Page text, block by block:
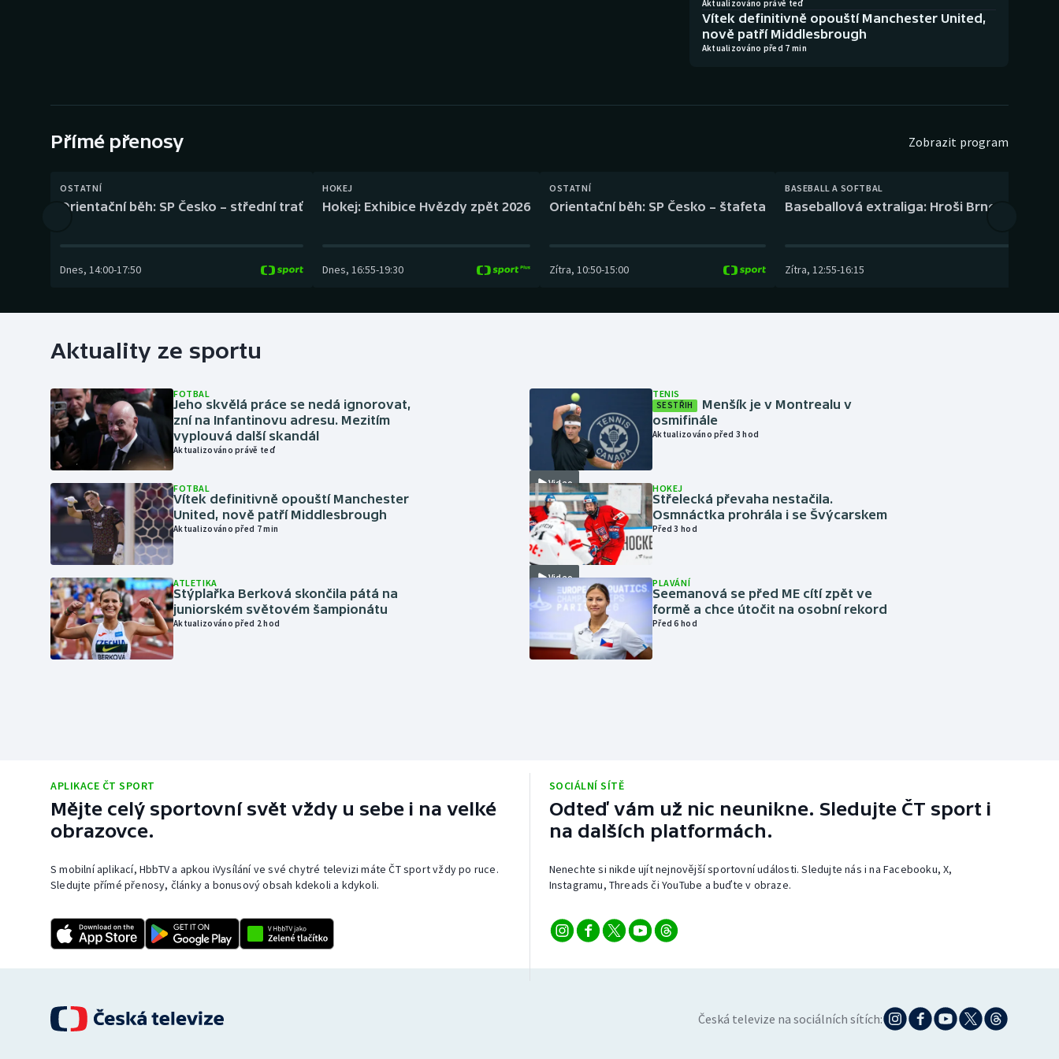
Aktualizováno právě teď
Vítek definitivně opouští Manchester United,
nově patří Middlesbrough
Aktualizováno před 7 min
Přímé přenosy Zobrazit program
OSTATNÍ
Orientační běh: SP Česko – střední trať
Dnes, 14:00-17:50
HOKEJ
Hokej: Exhibice Hvězdy zpět 2026
Dnes, 16:55-19:30
OSTATNÍ
Orientační běh: SP Česko – štafeta
Zítra, 10:50-15:00
BASEBALL A SOFTBAL
Baseballová extraliga: Hroši Brno – Eagles
Zítra, 12:55-16:15
Aktuality ze sportu
FOTBAL
Jeho skvělá práce se nedá ignorovat,
zní na Infantinovu adresu. Mezitím
vyplouvá další skandál
Aktualizováno právě teď
FOTBAL
Vítek definitivně opouští Manchester
United, nově patří Middlesbrough
Aktualizováno před 7 min
ATLETIKA
Stýplařka Berková skončila pátá na
juniorském světovém šampionátu
Aktualizováno před 2 hod
Video
TENIS
SESTŘIH
Menšík je v Montrealu v
osmifinále
Aktualizováno před 3 hod
Video
HOKEJ
Střelecká převaha nestačila.
Osmnáctka prohrála i se Švýcarskem
Před 3 hod
PLAVÁNÍ
Seemanová se před ME cítí zpět ve
formě a chce útočit na osobní rekord
Před 6 hod
APLIKACE ČT SPORT
Mějte celý sportovní svět vždy u sebe i na velké
obrazovce.
S mobilní aplikací, HbbTV a apkou iVysílání ve své chytré televizi máte ČT sport vždy po ruce.
Sledujte přímé přenosy, články a bonusový obsah kdekoli a kdykoli.
SOCIÁLNÍ SÍTĚ
Odteď vám už nic neunikne. Sledujte ČT sport i
na dalších platformách.
Nenechte si nikde ujít nejnovější sportovní události. Sledujte nás i na Facebooku, X,
Instagramu, Threads či YouTube a buďte v obraze.
Česká televize na sociálních sítích: